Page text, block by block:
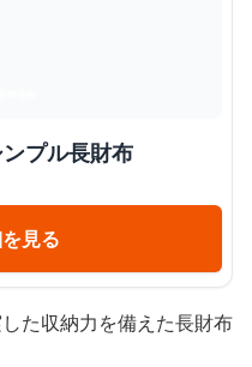
プル長財布
見る
た収納力を備えた長財布